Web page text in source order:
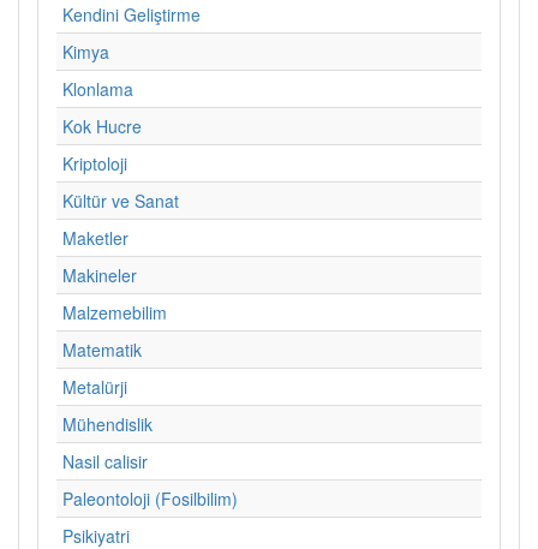
Kendini Geliştirme
Kimya
Klonlama
Kok Hucre
Kriptoloji
Kültür ve Sanat
Maketler
Makineler
Malzemebilim
Matematik
Metalürji
Mühendislik
Nasil calisir
Paleontoloji (Fosilbilim)
Psikiyatri